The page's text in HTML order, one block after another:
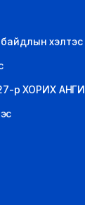
байдлын хэлтэс
р ХОРИХ АНГИ